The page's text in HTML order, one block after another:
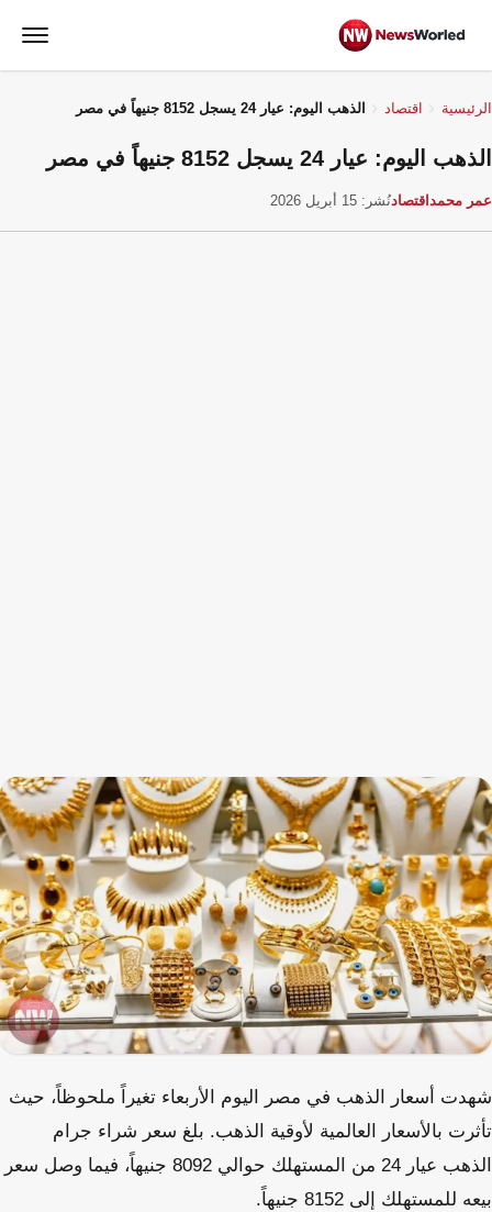
الرئيسية اقتصاد الذهب اليوم: عيار 24 يسجل 8152 جنيهاً في مصر
الذهب اليوم: عيار 24 يسجل 8152 جنيهاً في مصر
عمر محمد اقتصادنُشر: 15 أبريل 2026
شهدت أسعار الذهب في مصر اليوم الأربعاء تغيراً ملحوظاً، حيث
تأثرت بالأسعار العالمية لأوقية الذهب. بلغ سعر شراء جرام
الذهب عيار 24 من المستهلك حوالي 8092 جنيهاً، فيما وصل سعر
بيعه للمستهلك إلى 8152 جنيهاً.